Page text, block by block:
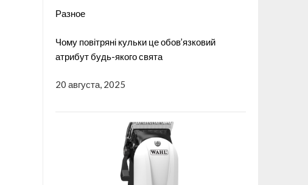
Разное
Чому повітряні кульки це обов’язковий
атрибут будь-якого свята
20 августа, 2025